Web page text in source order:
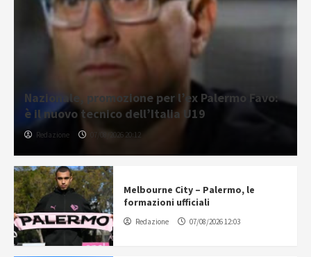
Nazionale, promozione per l’ex Palermo Favo:
è il nuovo tecnico dell’Italia U19
Redazione 07/08/2026 20:12
Melbourne City – Palermo, le
formazioni ufficiali
Redazione 07/08/2026 12:03